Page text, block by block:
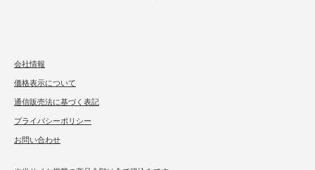
会社情報
価格表示について
通信販売法に基づく表記
プライバシーポリシー
お問い合わせ